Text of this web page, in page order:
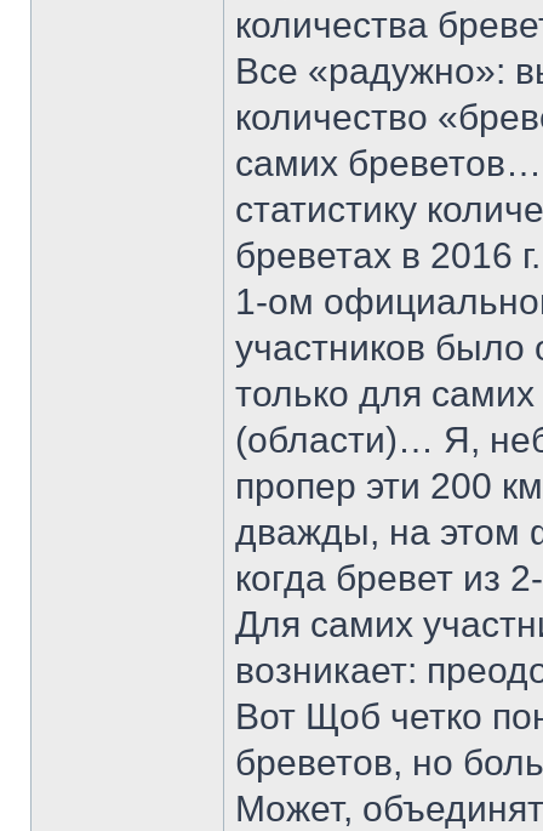
количества
Все «радужно»:
количество
самих
статистику
бреветах в 2016
1-ом
участников было
только для
(области)… Я,
пропер эти 200
дважды, на
когда бревет из
Для самих
возникает:
Вот Щоб четко
бреветов, но
Может,